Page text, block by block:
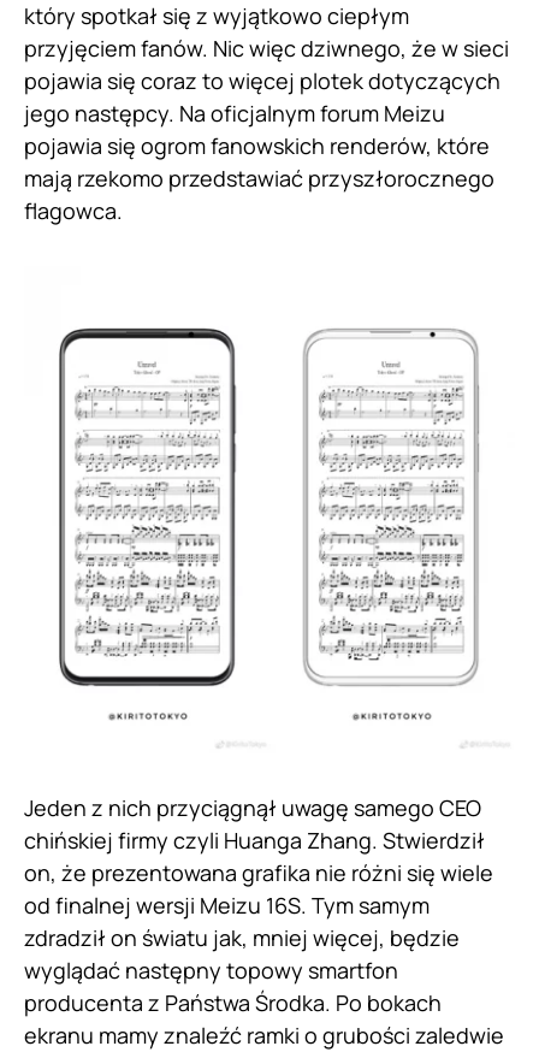
który spotkał się z wyjątkowo ciepłym
przyjęciem fanów. Nic więc dziwnego, że w sieci
pojawia się coraz to więcej plotek dotyczących
jego następcy. Na oficjalnym forum Meizu
pojawia się ogrom fanowskich renderów, które
mają rzekomo przedstawiać przyszłorocznego
flagowca.
Jeden z nich przyciągnął uwagę samego CEO
chińskiej firmy czyli Huanga Zhang. Stwierdził
on, że prezentowana grafika nie różni się wiele
od finalnej wersji Meizu 16S. Tym samym
zdradził on światu jak, mniej więcej, będzie
wyglądać następny topowy smartfon
producenta z Państwa Środka. Po bokach
ekranu mamy znaleźć ramki o grubości zaledwie